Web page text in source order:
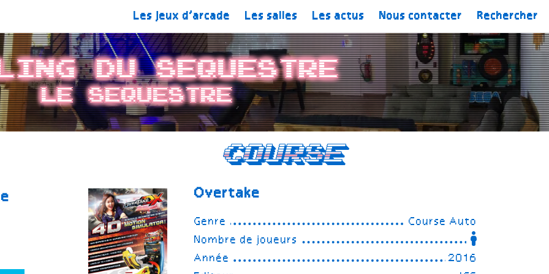
Les jeux d’arcade Les salles Les actus Nous contacter Rechercher
du Sequestre
Le Sequestre
Course
Overtake
Genre
Course Auto
Nombre de joueurs
Année
2016